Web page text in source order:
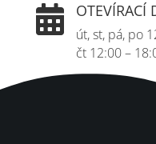
 OTEVÍRACÍ
út, st, pá, po
čt 12:00 –